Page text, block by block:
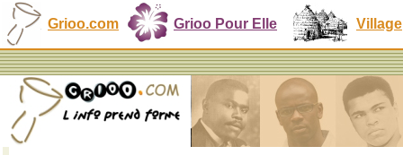
Grioo.com Grioo Pour Elle Village